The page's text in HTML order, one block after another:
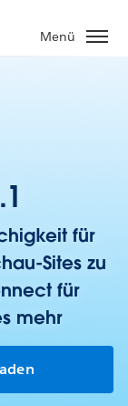
Menü
für
Sites zu
für
mehr